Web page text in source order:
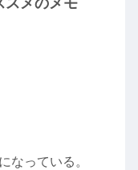
なっている。